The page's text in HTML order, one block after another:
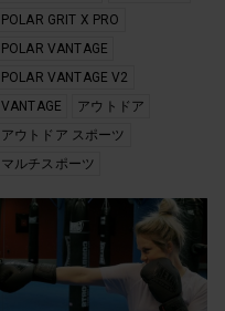
皮膚温
睡眠
筋力トレーニング
自宅トレーニング
運動
運動からの回復
運動強度
選択解除
POLAR GRIT X PRO
POLAR VANTAGE
POLAR VANTAGE V2
VANTAGE
アウトドア
アウトドア スポーツ
マルチスポーツ